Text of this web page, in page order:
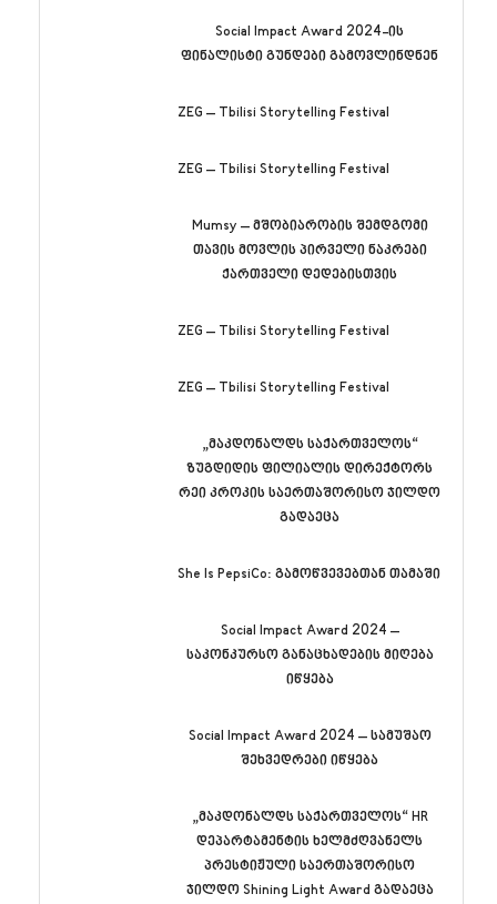
Social Impact Award 2024-ის
ფინალისტი გუნდები გამოვლინდნენ
ZEG – Tbilisi Storytelling Festival
ZEG – Tbilisi Storytelling Festival
Mumsy – მშობიარობის შემდგომი
თავის მოვლის პირველი ნაკრები
ქართველი დედებისთვის
ZEG – Tbilisi Storytelling Festival
ZEG – Tbilisi Storytelling Festival
„მაკდონალდს საქართველოს“
ზუგდიდის ფილიალის დირექტორს
რეი კროკის საერთაშორისო ჯილდო
გადაეცა
She Is PepsiCo: გამოწვევებთან თამაში
Social Impact Award 2024 –
საკონკურსო განაცხადების მიღება
იწყება
Social Impact Award 2024 – სამუშაო
შეხვედრები იწყება
„მაკდონალდს საქართველოს“ HR
დეპარტამენტის ხელმძღვანელს
პრესტიჟული საერთაშორისო
ჯილდო Shining Light Award გადაეცა